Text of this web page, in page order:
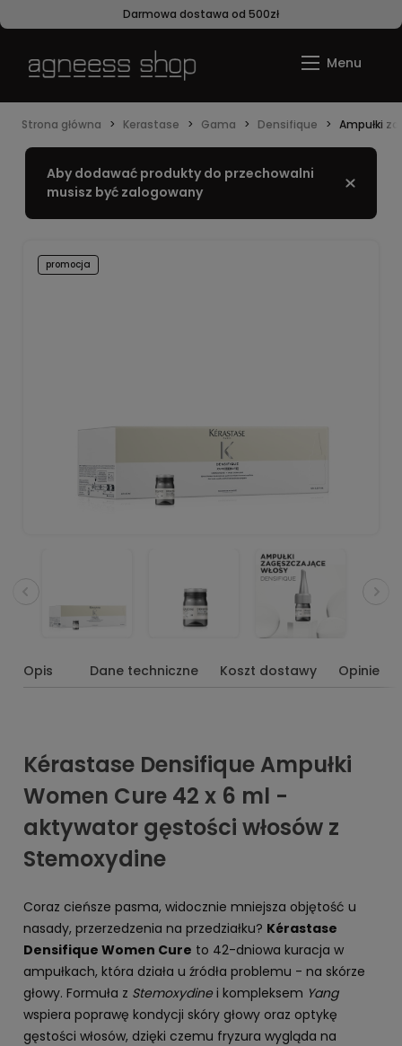
Darmowa dostawa od 500zł
Strona główna Kerastase Gama Densifique Ampułki
Zamknij
Aby dodawać produkty do przechowalni
musisz być zalogowany
promocja
Opis Dane techniczne Koszt dostawy Opinie
Kérastase Densifique Ampułki
Women Cure 42 x 6 ml -
aktywator gęstości włosów z
Stemoxydine
Coraz cieńsze pasma, widocznie mniejsza objętość u
nasady, przerzedzenia na przedziałku? Kérastase
Densifique Women Cure to 42-dniowa kuracja w
ampułkach, która działa u źródła problemu - na skórze
głowy. Formuła z Stemoxydine i kompleksem Yang
wspiera poprawę kondycji skóry głowy oraz optykę
gęstości włosów, dzięki czemu fryzura wygląda na